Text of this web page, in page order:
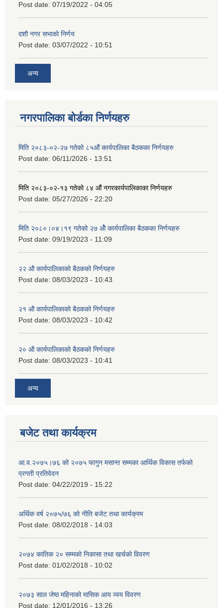
Post date: 07/19/2022 - 04:05
दशौ नगर सभाको निर्णय
Post date: 03/07/2022 - 10:51
अन्य
नगरपालिका बोर्डका निर्णयहरु
मिति २०८३-०२-२७ गतेको ८५औं कार्यपालिका बैठकका निर्णयहरु
Post date: 06/11/2026 - 13:51
मिति २०८३-०२-१३ गतेको ८४ औं नगरकार्यपालिकाका निर्णयहरु
Post date: 05/27/2026 - 22:20
मिति २०८०।०४।१९ गतेको २७ ‌‍‌ओेै कार्यपालिका बैठकका निर्णयहरु
Post date: 09/19/2023 - 11:09
२‍२ औ कार्यपालिकाको बैठकको निर्णयहरु
Post date: 08/03/2023 - 10:43
२‍१ औ कार्यपालिकाको बैठकको निर्णयहरु
Post date: 08/03/2023 - 10:42
२‍० औ कार्यपालिकाको बैठकको निर्णयहरु
Post date: 08/03/2023 - 10:41
अन्य
बजेट तथा कार्यक्रम
आ.व.२०७५।७६ को २०७५ फागुन मसान्त सम्मका आर्थिक विकास तर्फको
प्रगती प्रतिवेदन
Post date: 04/22/2019 - 15:22
अर्थिक वर्ष २०७५/७६ को नीति बजेट तथा कार्यक्रम
Post date: 08/02/2018 - 14:03
२०७४ कातिक २० सम्मकाे निकासा तथा खर्चकाे विवरण
Post date: 01/02/2018 - 10:02
२०७३ साल जेष्ठ महिनाको मासिक आय व्यय विवरण
Post date: 12/01/2016 - 13:26